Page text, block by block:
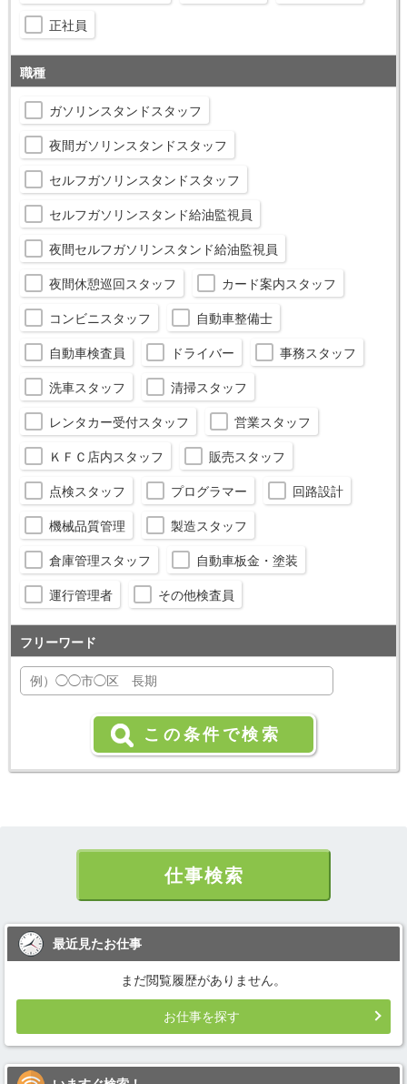
正社員
職種
ガソリンスタンドスタッフ
夜間ガソリンスタンドスタッフ
セルフガソリンスタンドスタッフ
セルフガソリンスタンド給油監視員
夜間セルフガソリンスタンド給油監視員
夜間休憩巡回スタッフ カード案内スタッフ
コンビニスタッフ 自動車整備士
自動車検査員 ドライバー 事務スタッフ
洗車スタッフ 清掃スタッフ
レンタカー受付スタッフ 営業スタッフ
ＫＦＣ店内スタッフ 販売スタッフ
点検スタッフ プログラマー 回路設計
機械品質管理 製造スタッフ
倉庫管理スタッフ 自動車板金・塗装
運行管理者 その他検査員
フリーワード
仕事検索
最近見たお仕事
まだ閲覧履歴がありません。
お仕事を探す